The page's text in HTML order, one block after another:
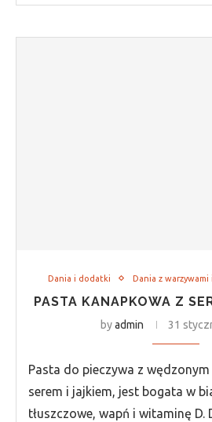
Dania i dodatki Dania z warzywami
PASTA KANAPKOWA Z
byadmin 31
Pasta do pieczywa z wędzonym
serem i jajkiem, jest bogata w
tłuszczowe, wapń i witaminę D.